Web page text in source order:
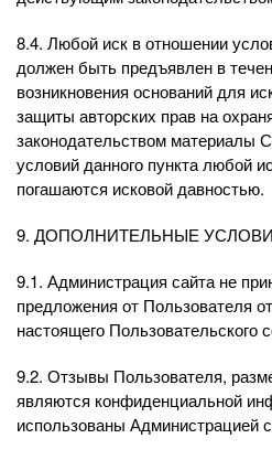
8.4. Любой иск в отношении
должен быть предъявлен в
возникновения оснований для
защиты авторских прав на
законодательством материалы
условий данного пункта любой
погашаются исковой давностью.
9. ДОПОЛНИТЕЛЬНЫЕ
9.1. Администрация сайта не
предложения от Пользователя
настоящего Пользовательского
9.2. Отзывы Пользователя,
являются конфиденциальной
использованы Администрацией